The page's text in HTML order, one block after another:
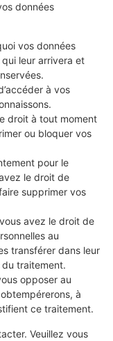
données
vos données
leur arrivera et
à vos
droit à tout moment
ou bloquer vos
pour le
le droit de
supprimer vos
avez le droit de
au
transférer dans leur
traitement.
opposer au
à
ce traitement.
Veuillez vous